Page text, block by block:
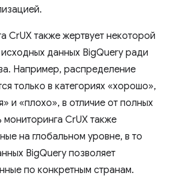
CrUX также жертвует некоторой
данных BigQuery ради
Например, распределение
только в категориях «хорошо»,
и «плохо», в отличие от полных
мониторинга CrUX также
на глобальном уровне, в то
BigQuery позволяет
по конкретным странам.